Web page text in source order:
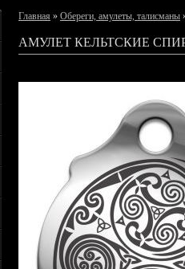
Главная » Обереги, амулеты, талисманы
АМУЛЕТ КЕЛЬТСКИЕ